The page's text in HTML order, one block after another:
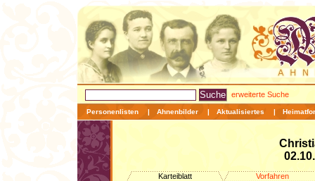
erweiterte Suche
Personenlisten | Ahnenbilder | Aktualisiertes |
Karteiblatt Vorfahren